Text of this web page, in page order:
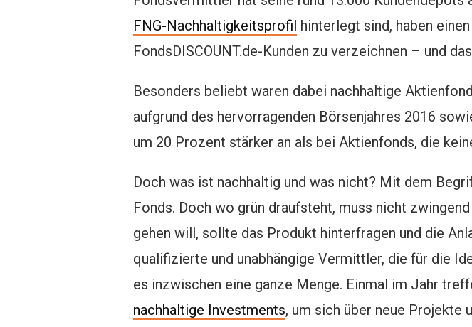
FNG-Nachhaltigkeitsprofil hinterlegt sind, haben
FondsDISCOUNT.de-Kunden zu verzeichnen – und
Besonders beliebt waren dabei nachhaltige
aufgrund des hervorragenden Börsenjahres 2016
um 20 Prozent stärker an als bei Aktienfonds, die
Doch was ist nachhaltig und was nicht? Mit dem
Fonds. Doch wo grün draufsteht, muss nicht
gehen will, sollte das Produkt hinterfragen und die
qualifizierte und unabhängige Vermittler, die für die
es inzwischen eine ganze Menge. Einmal im Jahr
nachhaltige Investments, um sich über neue Projekte